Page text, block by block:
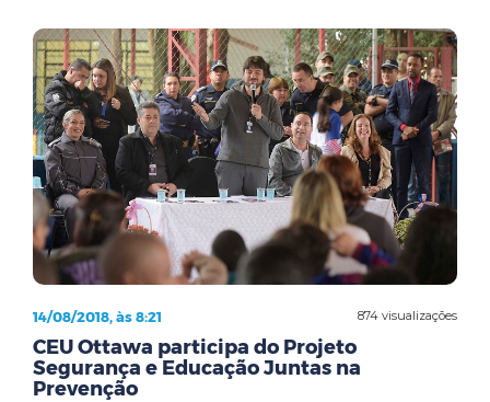
874 visualizações
14/08/2018, às 8:21
CEU Ottawa participa do Projeto
Segurança e Educação Juntas na
Prevenção